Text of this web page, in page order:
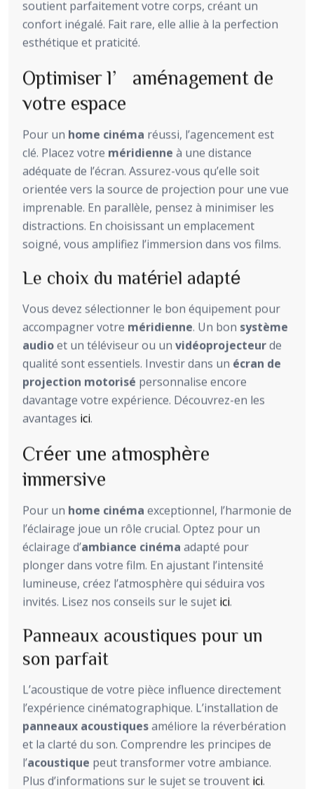
soutient parfaitement votre corps, créant un
confort inégalé. Fait rare, elle allie à la perfection
esthétique et praticité.
Optimiser l’aménagement de
votre espace
Pour un home cinéma réussi, l’agencement est
clé. Placez votre méridienne à une distance
adéquate de l’écran. Assurez-vous qu’elle soit
orientée vers la source de projection pour une vue
imprenable. En parallèle, pensez à minimiser les
distractions. En choisissant un emplacement
soigné, vous amplifiez l’immersion dans vos films.
Le choix du matériel adapté
Vous devez sélectionner le bon équipement pour
accompagner votre méridienne. Un bon système
audioet un téléviseur ou un vidéoprojecteurde
qualité sont essentiels. Investir dans un écran de
projection motorisé personnalise encore
davantage votre expérience. Découvrez-en les
avantages ici.
Créer une atmosphère
immersive
Pour un home cinéma exceptionnel, l’harmonie de
l’éclairage joue un rôle crucial. Optez pour un
éclairage d’ambiance cinéma adapté pour
plonger dans votre film. En ajustant l’intensité
lumineuse, créez l’atmosphère qui séduira vos
invités. Lisez nos conseils sur le sujet ici.
Panneaux acoustiques pour un
son parfait
L’acoustique de votre pièce influence directement
l’expérience cinématographique. L’installation de
panneaux acoustiquesaméliore la réverbération
et la clarté du son. Comprendre les principes de
l’acoustique peut transformer votre ambiance.
Plus d’informations sur le sujet se trouvent ici.